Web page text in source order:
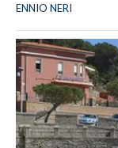
ENNIO NERI